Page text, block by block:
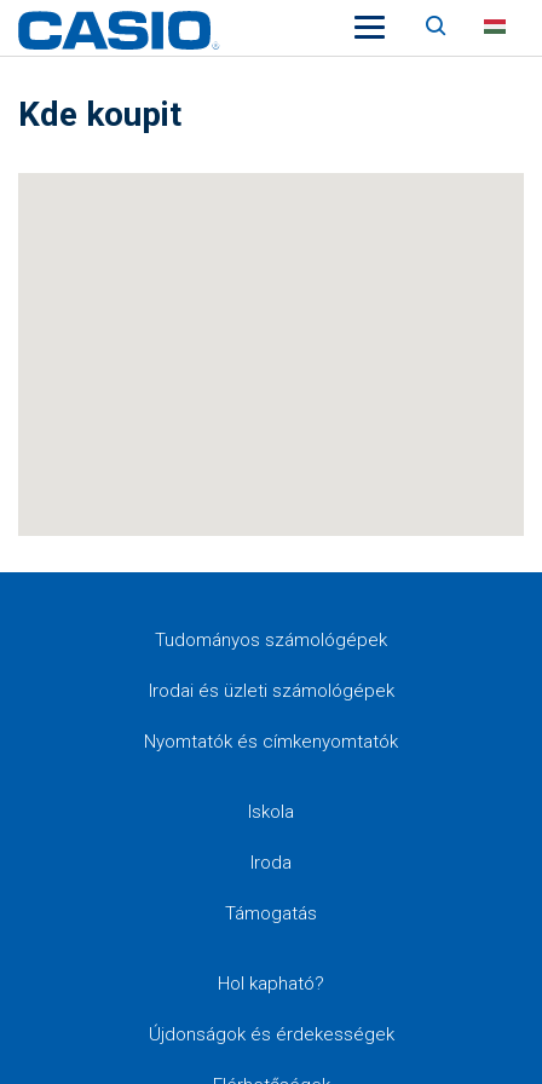
Keresés
Kde koupit
Tudományos számológépek
Irodai és üzleti számológépek
Nyomtatók és címkenyomtatók
Iskola
Iroda
Támogatás
Hol kapható?
Újdonságok és érdekességek